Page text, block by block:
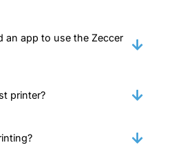
an app to use the Zeccer
printer?